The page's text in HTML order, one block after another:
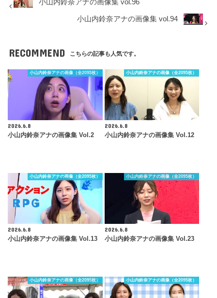
小山内鈴奈アナの画像集 vol.96
小山内鈴奈アナの画像集 vol.94
RECOMMEND こちらの記事も人気です。
小山内鈴奈アナの画像（全2095枚）
2026.6.8
小山内鈴奈アナの画像集 Vol.2
小山内鈴奈アナの画像（全2095枚）
2026.6.8
小山内鈴奈アナの画像集 Vol.12
小山内鈴奈アナの画像（全2095枚）
2026.6.8
小山内鈴奈アナの画像集 Vol.13
小山内鈴奈アナの画像（全2095枚）
2026.6.8
小山内鈴奈アナの画像集 Vol.23
小山内鈴奈アナの画像（全2095枚） 小山内鈴奈アナの画像（全2095枚）